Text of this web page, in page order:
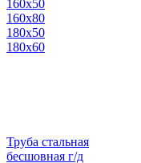
160х50
160х80
180х50
180х60
Труба стальная
бесшовная г/д